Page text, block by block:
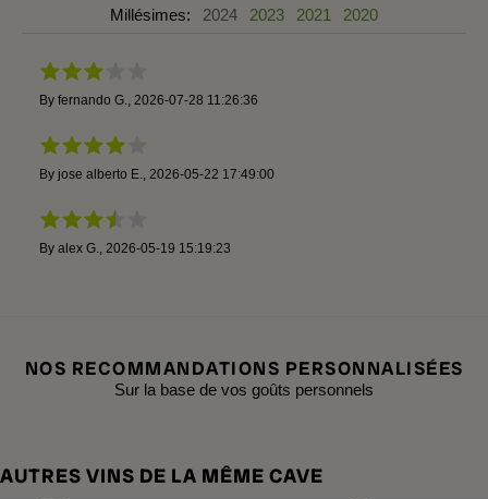
Millésimes: 2024 2023 2021 2020
By fernando G. 2026-07-28 11:26:36
By jose alberto E. 2026-05-22 17:49:00
By alex G. 2026-05-19 15:19:23
NOS RECOMMANDATIONS PERSONNALISÉES
Sur la base de vos goûts personnels
AUTRES VINS DE LA MÊME CAVE